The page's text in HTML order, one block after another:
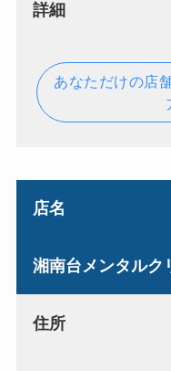
詳細
あなただけの店
店名
湘南台メンタルク
住所